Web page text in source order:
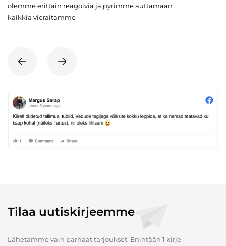
olemme erittäin reagoivia ja pyrimme auttamaan
kaikkia vieraitamme
Tilaa uutiskirjeemme
Lähetämme vain parhaat tarjoukset. Enintään 1 kirje